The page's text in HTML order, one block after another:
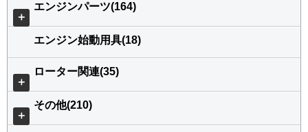
＋
エンジンパーツ(164)
エンジン始動用具(18)
＋
ローター関連(35)
＋
その他(210)